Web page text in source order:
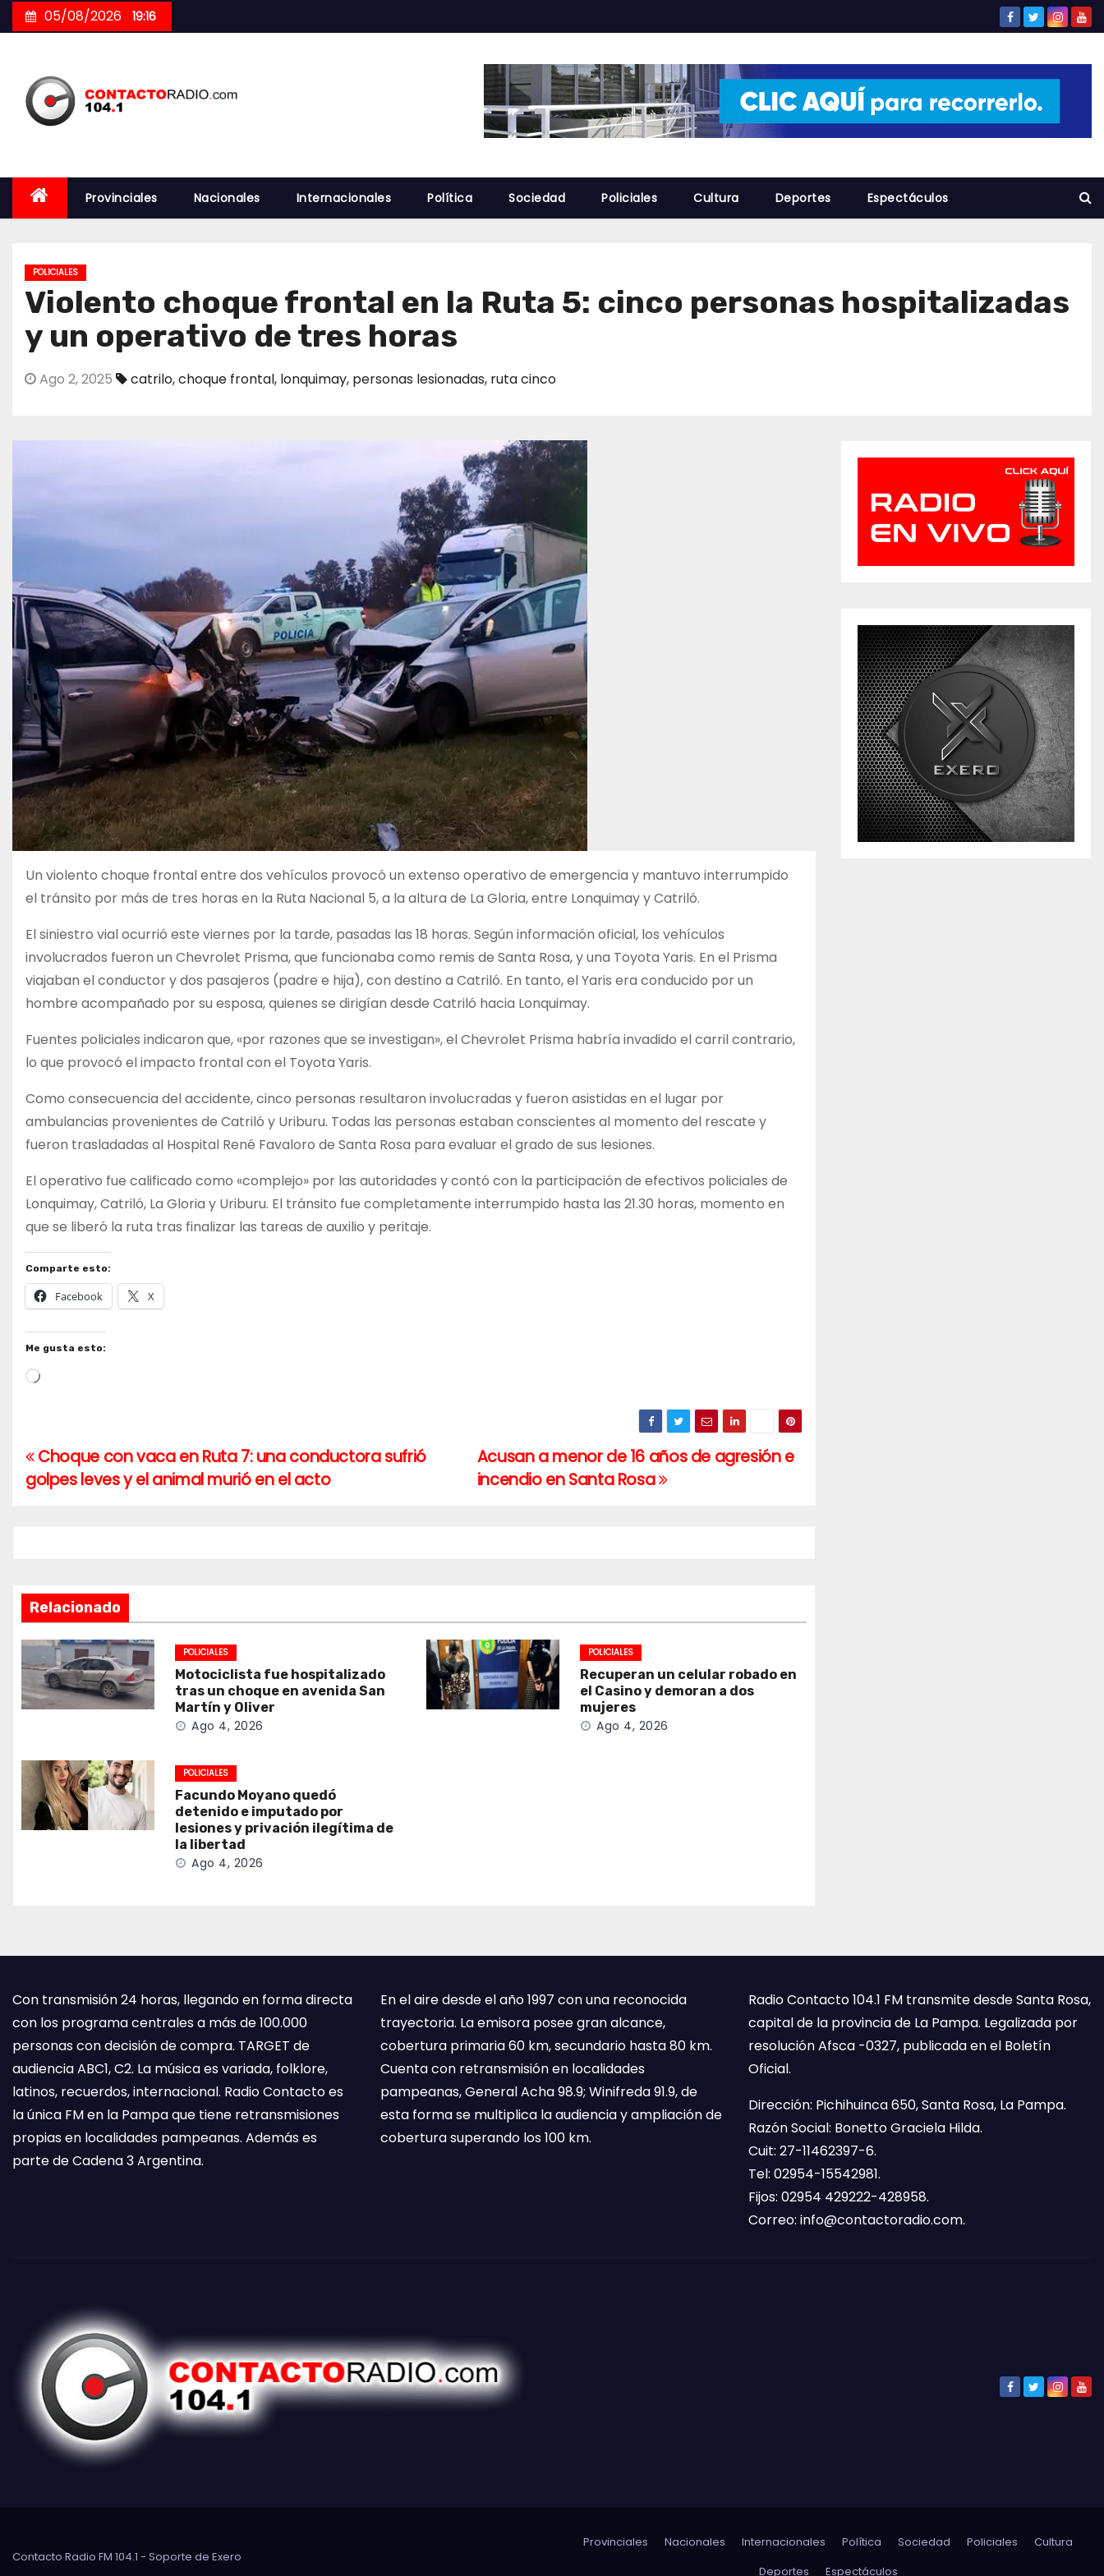
to
05/08/2026 19:16
Provinciales Nacionales Internacionales Política Sociedad Policiales Cultura Deportes Espectáculos
POLICIALES
Violento choque frontal en la Ruta 5: cinco personas hospitalizadas
y un operativo de tres horas
Ago 2, 2025 catrilo,choque frontal, lonquimay, personas lesionadas, ruta cinco
Un violento choque frontal entre dos vehículos provocó un extenso operativo de emergencia y mantuvo interrumpido
el tránsito por más de tres horas en la Ruta Nacional 5, a la altura de La Gloria, entre Lonquimay y Catriló.
El siniestro vial ocurrió este viernes por la tarde, pasadas las 18 horas. Según información oficial, los vehículos
involucrados fueron un Chevrolet Prisma, que funcionaba como remis de Santa Rosa, y una Toyota Yaris. En el Prisma
viajaban el conductor y dos pasajeros (padre e hija), con destino a Catriló. En tanto, el Yaris era conducido por un
hombre acompañado por su esposa, quienes se dirigían desde Catriló hacia Lonquimay.
Fuentes policiales indicaron que, «por razones que se investigan», el Chevrolet Prisma habría invadido el carril contrario,
lo que provocó el impacto frontal con el Toyota Yaris.
Como consecuencia del accidente, cinco personas resultaron involucradas y fueron asistidas en el lugar por
ambulancias provenientes de Catriló y Uriburu. Todas las personas estaban conscientes al momento del rescate y
fueron trasladadas al Hospital René Favaloro de Santa Rosa para evaluar el grado de sus lesiones.
El operativo fue calificado como «complejo» por las autoridades y contó con la participación de efectivos policiales de
Lonquimay, Catriló, La Gloria y Uriburu. El tránsito fue completamente interrumpido hasta las 21.30 horas, momento en
que se liberó la ruta tras finalizar las tareas de auxilio y peritaje.
Comparte esto:
Facebook X
Me gusta esto:
Cargando...
Navegación
de
Acusan a menor de 16 años de agresión e
incendio en Santa Rosa
Choque con vaca en Ruta 7: una conductora sufrió
golpes leves y el animal murió en el acto
Relacionado
POLICIALES
Motociclista fue hospitalizado
tras un choque en avenida San
Martín y Oliver
Ago 4, 2026
POLICIALES
Recuperan un celular robado en
el Casino y demoran a dos
mujeres
Ago 4, 2026
POLICIALES
Facundo Moyano quedó
detenido e imputado por
lesiones y privación ilegítima de
la libertad
Ago 4, 2026
Con transmisión 24 horas, llegando en forma directa
con los programa centrales a más de 100.000
personas con decisión de compra. TARGET de
audiencia ABC1, C2. La música es variada, folklore,
latinos, recuerdos, internacional. Radio Contacto es
la única FM en la Pampa que tiene retransmisiones
propias en localidades pampeanas. Además es
parte de Cadena 3 Argentina.
En el aire desde el año 1997 con una reconocida
trayectoria. La emisora posee gran alcance,
cobertura primaria 60 km, secundario hasta 80 km.
Cuenta con retransmisión en localidades
pampeanas, General Acha 98.9; Winifreda 91.9, de
esta forma se multiplica la audiencia y ampliación de
cobertura superando los 100 km.
Radio Contacto 104.1 FM transmite desde Santa Rosa,
capital de la provincia de La Pampa. Legalizada por
resolución Afsca -0327, publicada en el Boletín
Oficial.
Dirección: Pichihuinca 650, Santa Rosa, La Pampa.
Razón Social: Bonetto Graciela Hilda.
Cuit: 27-11462397-6.
Tel: 02954-15542981.
Fijos: 02954 429222-428958.
Correo: info@contactoradio.com.
Contacto Radio FM 104.1 - Soporte de Exero
Provinciales Nacionales Internacionales Política Sociedad Policiales
Cultura
Deportes
Espectáculos